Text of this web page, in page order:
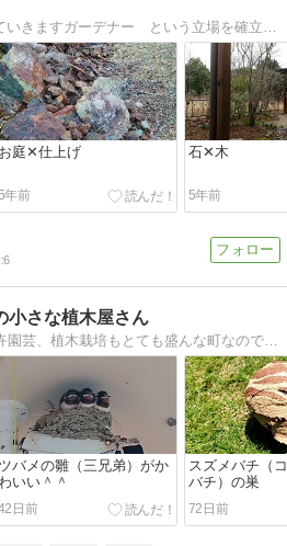
庭仕事の楽しみを綴っていきますガーデナー という立場を確立し、憧れの職業になればいいなと頑張ってます。
お庭✕仕上げ
年前
石✕木
5年前
6
小さな植木屋さん
抹茶の里、西尾市は花卉園芸、植木栽培もとても盛んな町なのです。そこでの日々の園芸事をＵＰしてます＾＾
ツバメの雛（三兄弟）がか
いい＾＾
日前
スズメバチ（
バチ）の巣
72日前